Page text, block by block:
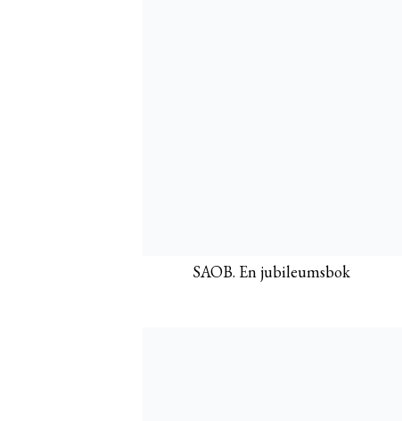
SAOB. En jubileumsbok